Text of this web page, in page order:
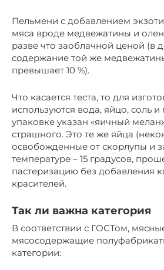
Пельмени с добавлением
мяса вроде медвежатины и
разве что заоблачной ценой (в
содержание той же
превышает 10 %).
Что касается теста, то для
используются вода, яйцо, соль и
упаковке указан «яичный
страшного. Это те же яйца
освобожденные от скорлупы и
температуре – 15 градусов,
пастеризацию без добавления
красителей.
Так ли важна категория
В соответствии с ГОСТом,
мясосодержащие
категории: